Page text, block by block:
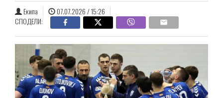
Екипа
07.07.2026 / 15:26
СПОДЕЛИ: